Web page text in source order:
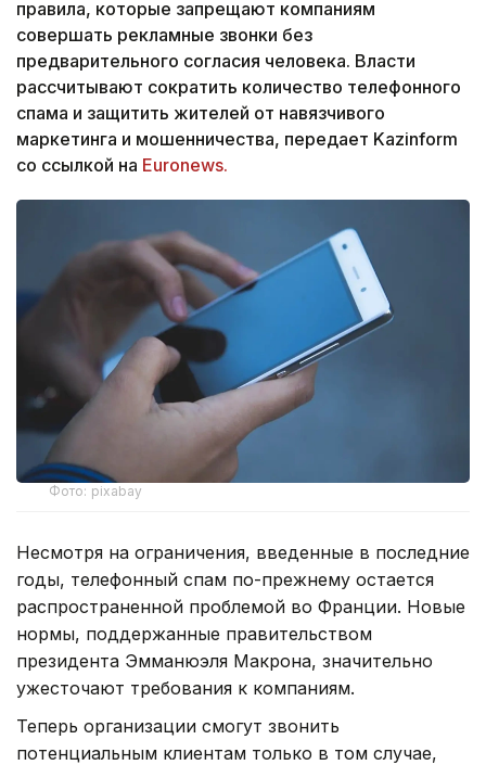
правила, которые запрещают компаниям
совершать рекламные звонки без
предварительного согласия человека. Власти
рассчитывают сократить количество телефонного
спама и защитить жителей от навязчивого
маркетинга и мошенничества, передает Kazinform
со ссылкой на Euronews.
Фото: pixabay
Несмотря на ограничения, введенные в последние
годы, телефонный спам по-прежнему остается
распространенной проблемой во Франции. Новые
нормы, поддержанные правительством
президента Эмманюэля Макрона, значительно
ужесточают требования к компаниям.
Теперь организации смогут звонить
потенциальным клиентам только в том случае,